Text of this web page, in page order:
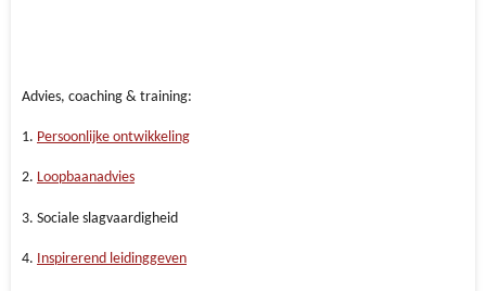
Advies, coaching & training:
1. Persoonlijke ontwikkeling
2. Loopbaanadvies
3. Sociale slagvaardigheid
4. Inspirerend leidinggeven